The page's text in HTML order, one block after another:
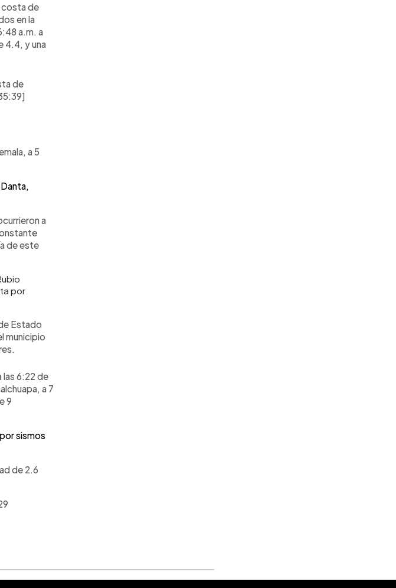
costa de
en la
a.m. a
4.4, y una
de
a 5
a
de este
por
Estado
municipio
las 6:22 de
a 7
9
sismos
de 2.6